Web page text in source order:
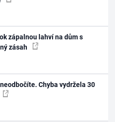
zápalnou lahví na dům s
zásah
Chyba vydržela 30